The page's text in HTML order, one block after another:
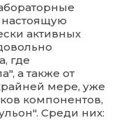
настоящую
активных
где
а также от
мере, уже
компонентов,
Среди них: